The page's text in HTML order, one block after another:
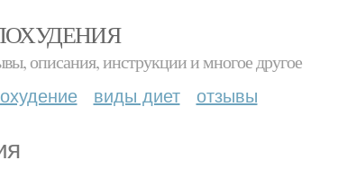
описания, инструкции и многое другое
виды диет отзывы